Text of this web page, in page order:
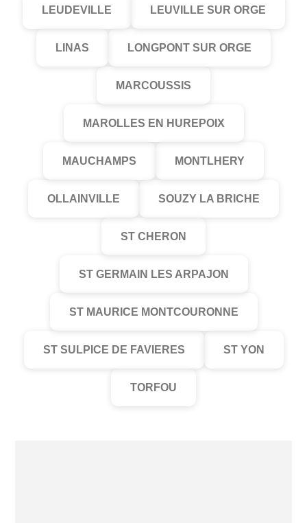
LEUDEVILLE LEUVILLE SUR ORGE
LINAS LONGPONT SUR ORGE
MARCOUSSIS
MAROLLES EN HUREPOIX
MAUCHAMPS MONTLHERY
OLLAINVILLE SOUZY LA BRICHE
ST CHERON
ST GERMAIN LES ARPAJON
ST MAURICE MONTCOURONNE
ST SULPICE DE FAVIERES ST YON
TORFOU